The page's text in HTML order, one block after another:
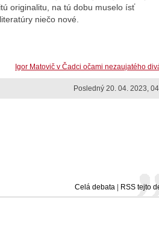
originalitu, na tú dobu muselo ísť
niečo nové.
Igor Matovič v Čadci očami nezaujatého
Posledný 20. 04. 2023,
Celá debata RSS tejto